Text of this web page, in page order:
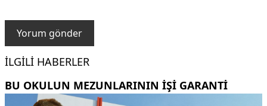
İLGILI HABERLER
BU OKULUN MEZUNLARININ IŞI GARANTI